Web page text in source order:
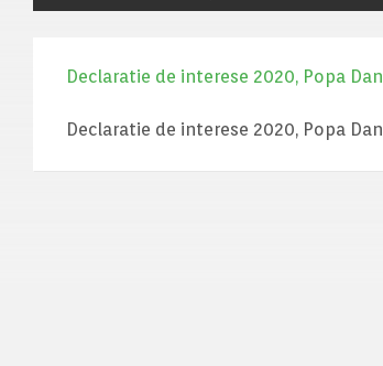
Declaratie de interese 2020, Popa
Declaratie de interese 2020, Popa